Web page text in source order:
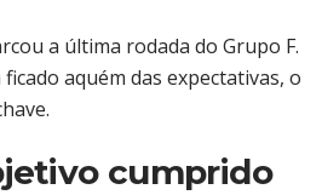
a última rodada do Grupo F.
aquém das expectativas, o
cumprido